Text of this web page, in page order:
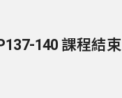
140 課程結束